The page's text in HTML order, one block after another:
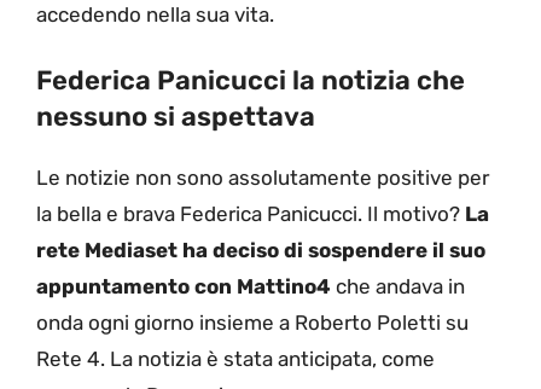
accedendo nella sua vita.
Federica Panicucci la notizia che
nessuno si aspettava
Le notizie non sono assolutamente positive per
la bella e brava Federica Panicucci. Il motivo? La
rete Mediaset ha deciso di sospendere il suo
appuntamento con Mattino4 che andava in
onda ogni giorno insieme a Roberto Poletti su
Rete 4. La notizia è stata anticipata, come